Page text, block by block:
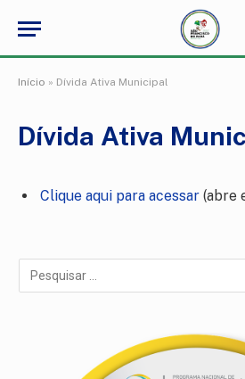
Início » Dívida Ativa Municipal
Dívida Ativa
Clique aqui para acessar (abre